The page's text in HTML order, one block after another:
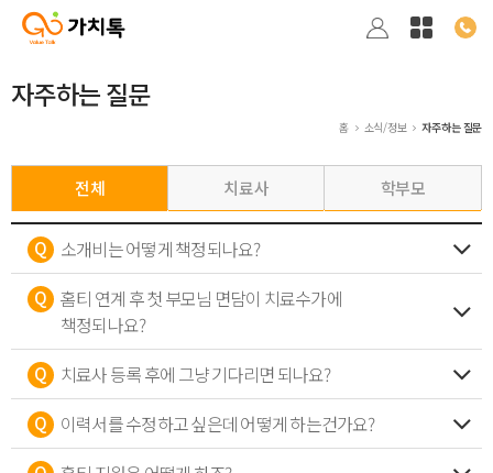
자주하는 질문
홈 소식/정보 자주하는 질문
전체 치료사 학부모
소개비는 어떻게 책정되나요?
홈티 연계 후 첫 부모님 면담이 치료수가에
책정되나요?
치료사 등록 후에 그냥 기다리면 되나요?
이력서를 수정하고 싶은데 어떻게 하는건가요?